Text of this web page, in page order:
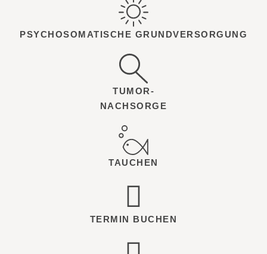
PSYCHOSOMATISCHE GRUNDVERSORGUNG
TUMOR-
NACHSORGE
TAUCHEN
TERMIN BUCHEN